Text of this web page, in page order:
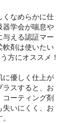
くなめらかに仕
器学会が喘息や
える認証マー
軟剤は使いたい
方にオススメ！
に優しく仕上が
ラスすると、お
コーティング剤
いにくく、お